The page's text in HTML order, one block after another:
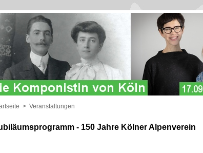
> Veranstaltungen
- 150 Jahre Kölner Alpenverein